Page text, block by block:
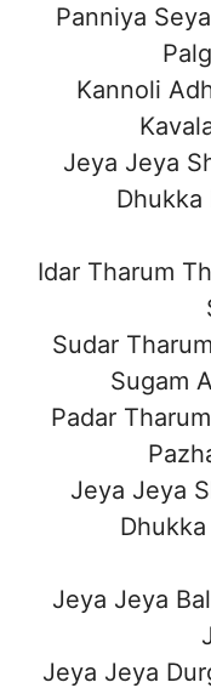
Panniya
Kannoli
Jeya Jeya
Dhukka
Idar Tharum
Sudar
Sugam
Padar
Jeya Jeya
Jeya Jeya
Jeya Jeya